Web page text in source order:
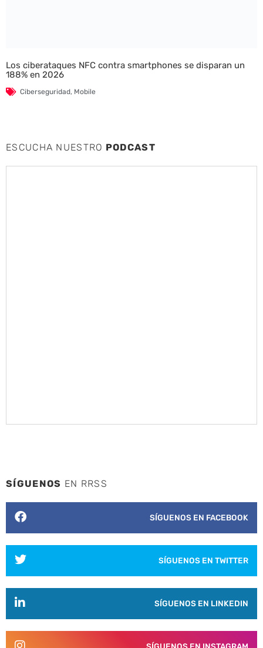
Los ciberataques NFC contra smartphones se disparan un
188% en 2026
Ciberseguridad, Mobile
ESCUCHA NUESTRO PODCAST
SÍGUENOS EN RRSS
SÍGUENOS EN FACEBOOK
SÍGUENOS EN TWITTER
SÍGUENOS EN LINKEDIN